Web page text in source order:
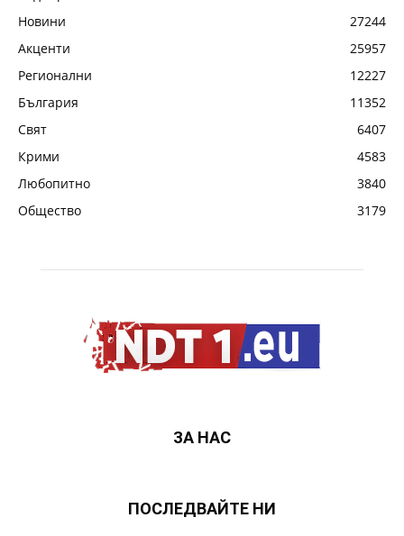
Новини
27244
Акценти
25957
Регионални
12227
България
11352
Свят
6407
Крими
4583
Любопитно
3840
Общество
3179
ЗА НАС
ПОСЛЕДВАЙТЕ НИ